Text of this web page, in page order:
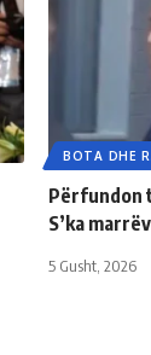
BOTA DHE
Përfundon
S’ka
5 Gusht, 2026